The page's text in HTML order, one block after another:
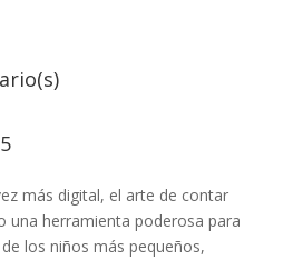
más digital, el arte de contar
una herramienta poderosa para
los niños más pequeños,